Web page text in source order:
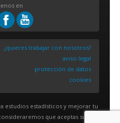
en
¿quieres trabajar con nosotros?
aviso legal
protección de datos
cookies
estudios estadísticos y mejorar tu
que aceptas su uso.